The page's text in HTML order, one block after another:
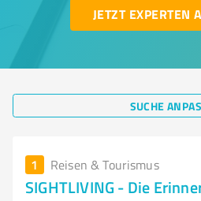
JETZT EXPERTEN
SUCHE
1 Reisen & Tourismus
SIGHTLIVING - Die